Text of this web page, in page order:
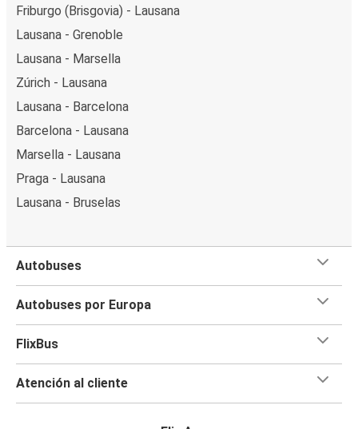
Friburgo (Brisgovia) - Lausana
Lausana - Grenoble
Lausana - Marsella
Zúrich - Lausana
Lausana - Barcelona
Barcelona - Lausana
Marsella - Lausana
Praga - Lausana
Lausana - Bruselas
Autobuses
Autobuses por Europa
FlixBus
Atención al cliente